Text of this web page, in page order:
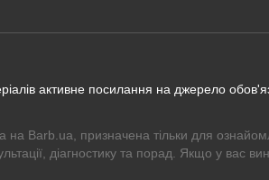
активне посилання на джерело
на Barb.ua, призначена тільки для
діагностику та порад. Якщо у вас